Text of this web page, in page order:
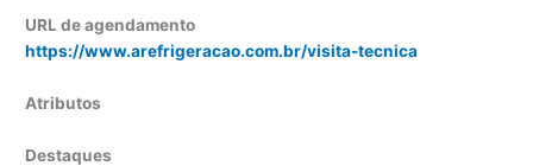
URL de agendamento
https://www.arefrigeracao.com.br/visita-tecnica
Atributos
Destaques